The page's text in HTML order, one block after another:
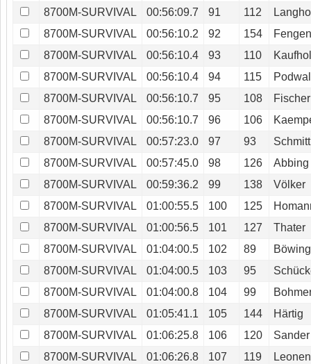
8700M-SURVIVAL
00:56:09.7 91 112
8700M-SURVIVAL
00:56:10.2 92 154
8700M-SURVIVAL
00:56:10.4 93 110
8700M-SURVIVAL
00:56:10.4 94 115
8700M-SURVIVAL
00:56:10.7 95 108
Fischer
8700M-SURVIVAL
00:56:10.7 96 106
8700M-SURVIVAL
00:57:23.0 97 93
8700M-SURVIVAL
00:57:45.0 98 126
Abbing
8700M-SURVIVAL
00:59:36.2 99 138
Völker
8700M-SURVIVAL
01:00:55.5 100 125
8700M-SURVIVAL
01:00:56.5 101 127
Thater
8700M-SURVIVAL
01:04:00.5 102 89
Böwing
8700M-SURVIVAL
01:04:00.5 103 95
8700M-SURVIVAL
01:04:00.8 104 99
8700M-SURVIVAL
01:05:41.1 105 144
Härtig
8700M-SURVIVAL
01:06:25.8 106 120
Sander
8700M-SURVIVAL
01:06:26.8 107 119